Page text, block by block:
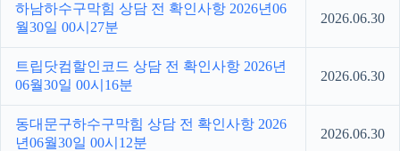
하남하수구막힘 상담 전 확인사항 2026년06
월30일 00시27분
2026.06.30
트립닷컴할인코드 상담 전 확인사항 2026년
06월30일 00시16분
2026.06.30
동대문구하수구막힘 상담 전 확인사항 2026
년06월30일 00시12분
2026.06.30